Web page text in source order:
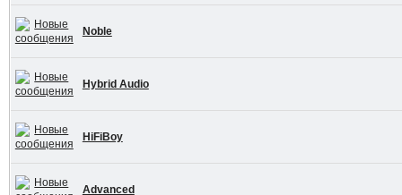
Noble
Hybrid Audio
HiFiBoy
Advanced